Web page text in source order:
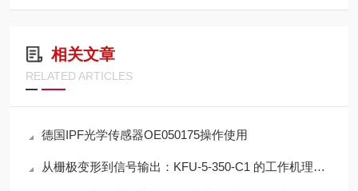
相关文章
RELATED ARTICLES
德国IPF光学传感器OE050175操作使用
从栅极变形到信号输出：KFU-5-350-C1 的工作机理与工业应力监测价值